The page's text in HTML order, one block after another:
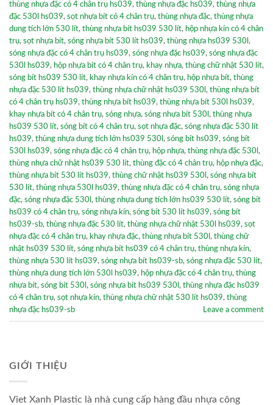
thùng nhựa đặc có 4 chân trụ hs039, thùng nhựa đặc hs039, thùng nhựa
đặc 530l hs039, sọt nhựa bít có 4 chân trụ, thùng nhựa đặc, thùng nhựa
dung tích lớn 530 lít, thùng nhựa bít hs039 530 lít, hộp nhựa kín có 4 chân
trụ, sọt nhựa bít, sóng nhựa bít 530 lít hs039, thùng nhựa hs039 530l ,
sóng nhựa đặc có 4 chân trụ hs039, sóng nhựa đặc hs039, sóng nhựa đặc
530l hs039, hộp nhựa bít có 4 chân trụ, khay nhựa, thùng chữ nhật 530 lít,
sóng bít hs039 530 lít, khay nhựa kín có 4 chân trụ, hộp nhựa bít, thùng
nhựa đặc 530 lít hs039, thùng nhựa chữ nhật hs039 530l , thùng nhựa bít
có 4 chân trụ hs039, thùng nhựa bít hs039, thùng nhựa bít 530l hs039,
khay nhựa bít có 4 chân trụ, sóng nhựa, sóng nhựa bít 530l , thùng nhựa
hs039 530 lít, sóng bít có 4 chân trụ, sọt nhựa đặc, sóng nhựa đặc 530 lít
hs039, thùng nhựa dung tích lớn hs039 530l , sóng bít hs039, sóng bít
530l hs039, sóng nhựa đặc có 4 chân trụ, hộp nhựa, thùng nhựa đặc 530l ,
thùng nhựa chữ nhật hs039 530 lít, thùng đặc có 4 chân trụ, hộp nhựa đặc,
thùng nhựa bít 530 lít hs039, thùng chữ nhật hs039 530l , sóng nhựa bít
530 lít, thùng nhựa 530l hs039, thùng nhựa đặc có 4 chân trụ, sóng nhựa
đặc, sóng nhựa đặc 530l , thùng nhựa dung tích lớn hs039 530 lít, sóng bít
hs039 có 4 chân trụ, sóng nhựa kín, sóng bít 530 lít hs039, sóng bít
hs039-sb, thùng nhựa đặc 530 lít, thùng nhựa chữ nhật 530l hs039, sọt
nhựa đặc có 4 chân trụ, khay nhựa đặc, thùng nhựa bít 530l , thùng chữ
nhật hs039 530 lít, sóng nhựa bít hs039 có 4 chân trụ, thùng nhựa kín,
thùng nhựa 530 lít hs039, sóng nhựa bít hs039-sb, sóng nhựa đặc 530 lít,
thùng nhựa dung tích lớn 530l hs039, hộp nhựa đặc có 4 chân trụ, thùng
nhựa bít, sóng bít 530l , sóng nhựa bít hs039 530l , thùng nhựa đặc hs039
có 4 chân trụ, sọt nhựa kín, thùng nhựa chữ nhật 530 lít hs039, thùng
nhựa đặc hs039-sb
Leave a comment
GIỚI THIỆU
Viet Xanh Plastic là nhà cung cấp hàng đầu nhựa công